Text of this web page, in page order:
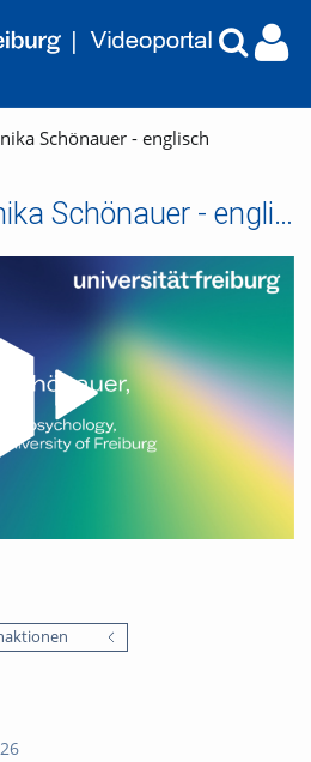
Schönauer - englisch
ZEIT für X - Monika Schönauer - englisch untertitelt